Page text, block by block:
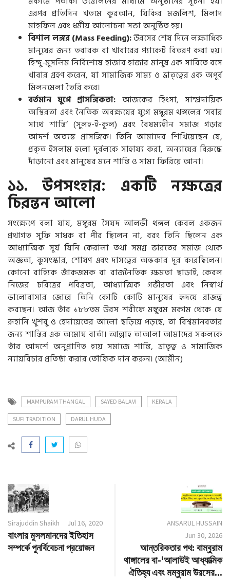
এরপর প্রতিদিন খতমে কুরআন, যিকির মজলিশ, মিলাদ
মাহফিল এবং ধর্মীয় আলোচনা সভা অনুষ্ঠিত হয়।
বিশাল লঙ্গর (Mass Feeding):উরসের শেষ দিনে লক্ষাধিক
মানুষের জন্য তবারক বা খাবারের প্যাকেট বিতরণ করা হয়।
হিন্দু-মুসলিম নির্বিশেষে হাজার হাজার মানুষ এক সারিতে বসে
খাবার গ্রহণ করেন, যা সামাজিক সাম্য ও ভ্রাতৃত্বের এক অপূর্ব
মিলনমেলা তৈরি করে।
বর্তমান যুগে প্রাসঙ্গিকতা: আজকের হিংসা, সাম্প্রদায়িক
অস্থিরতা এবং নৈতিক অবক্ষয়ের যুগে মম্বুরম থঙ্গলের ‘সবার
সাথে শান্তি’ (সুলহ-ই-কূল) এবং বৈষম্যহীন সমাজ গড়ার
আদর্শ অত্যন্ত প্রাসঙ্গিক। তিনি আমাদের শিখিয়েছেন যে,
প্রকৃত ইসলাম হলো দুর্বলকে সাহায্য করা, অন্যায়ের বিরুদ্ধে
দাঁড়ানো এবং মানুষের মনে শান্তি ও সাম্য ফিরিয়ে আনা।
১১. উপসংহার: একটি নক্ষত্রের
চিরন্তন আলো
সংক্ষেপে বলা যায়, মম্বুরম সৈয়দ আলভী থঙ্গল কেবল একজন
প্রথাগত সুফি সাধক বা পীর ছিলেন না, বরং তিনি ছিলেন এক
আধ্যাত্মিক সূর্য যিনি কেরালা তথা সমগ্র ভারতের সমাজ থেকে
অজ্ঞতা, কুসংস্কার, শোষণ এবং দাসত্বের অন্ধকার দূর করেছিলেন।
কোনো বাহ্যিক জাঁকজমক বা রাজনৈতিক ক্ষমতা ছাড়াই, কেবল
নিজের চরিত্রের পবিত্রতা, আধ্যাত্মিক গভীরতা এবং নিস্বার্থ
ভালোবাসার জোরে তিনি কোটি কোটি মানুষের হৃদয়ে রাজত্ব
করছেন। আজ তাঁর ১৮৮তম উরস শরীফে মম্বুরম মকাম থেকে যে
রূহানি খুশবু ও হেদায়েতের আলো ছড়িয়ে পড়ছে, তা বিশ্বমানবতার
জন্য শান্তির এক অমোঘ বার্তা। আল্লাহ তাআলা আমাদের সকলকে
তাঁর আদর্শে অনুপ্রাণিত হয়ে সমাজে শান্তি, ভ্রাতৃত্ব ও সামাজিক
ন্যায়বিচার প্রতিষ্ঠা করার তৌফিক দান করুন। (আমীন)
MAMPURAM THANGAL SAYED BALAVI KERALA
SUFI TRADITION DARUL HUDA
Sirajuddin Shaikh Jul 16, 2020
বাংলার মুসলমানদের ইতিহাস
সম্পর্কে পুনর্বিবেচনা প্রয়োজন
ANSARUL HUSSAIN
Jun 30, 2026
আন্তরিকতার পথ: বাম্বুরাম
থাঙ্গালের বা-'আলাউই আধ্যাত্মিক
ঐতিহ্য এবং মম্বুরাম উরসের...